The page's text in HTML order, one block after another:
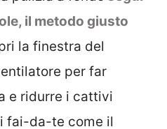
il metodo giusto
la finestra del
per far
e ridurre i cattivi
fai-da-te come il